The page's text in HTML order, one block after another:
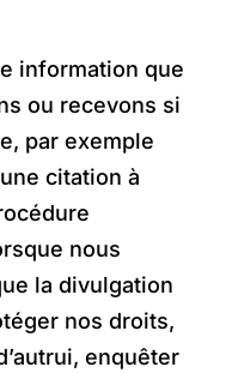
information que
ou recevons si
par exemple
citation à
nous
la divulgation
nos droits,
enquêter